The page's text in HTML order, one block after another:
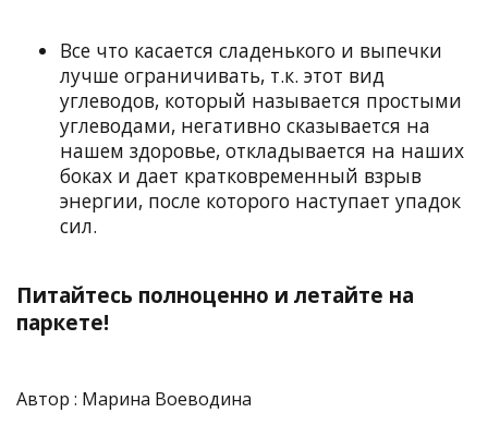
Все что касается сладенького и выпечки
лучше ограничивать, т.к. этот вид
углеводов, который называется простыми
углеводами, негативно сказывается на
нашем здоровье, откладывается на наших
боках и дает кратковременный взрыв
энергии, после которого наступает упадок
сил.
Питайтесь полноценно и летайте на
паркете!
Автор : Марина Воеводина